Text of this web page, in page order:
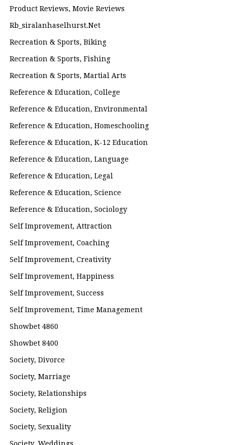
Product Reviews, Movie Reviews
Rb_siralanhaselhurst.net
Recreation & Sports, Biking
Recreation & Sports, Fishing
Recreation & Sports, Martial Arts
Reference & Education, College
Reference & Education, Environmental
Reference & Education, Homeschooling
Reference & Education, K-12 Education
Reference & Education, Language
Reference & Education, Legal
Reference & Education, Science
Reference & Education, Sociology
Self Improvement, Attraction
Self Improvement, Coaching
Self Improvement, Creativity
Self Improvement, Happiness
Self Improvement, Success
Self Improvement, Time Management
Showbet 4860
Showbet 8400
Society, Divorce
Society, Marriage
Society, Relationships
Society, Religion
Society, Sexuality